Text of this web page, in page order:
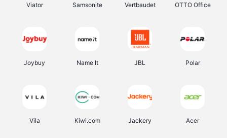
Viator Samsonite Vertbaudet OTTO Office
Joybuy Name It JBL Polar
Vila Kiwi.com Jackery Acer